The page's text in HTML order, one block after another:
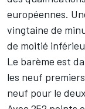
européennes.
vingtaine de
de moitié
Le barème est
les neuf
neuf pour le